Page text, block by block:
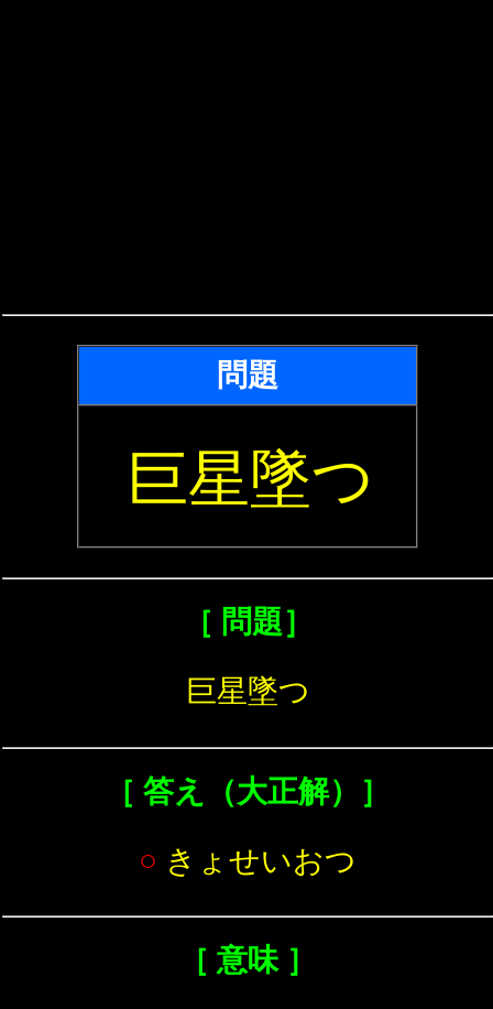
問題
巨星墜つ
［ 問題］
巨星墜つ
［ 答え（大正解）］
○ きょせいおつ
［ 意味 ］